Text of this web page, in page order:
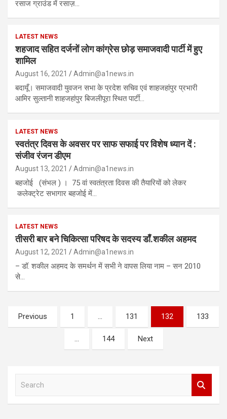
रसाज ग्राउंड में रसाज़…
LATEST NEWS
शहजाद सहित दर्जनों लोग कांग्रेस छोड़ समाजवादी पार्टी में हुए
शामिल
August 16, 2021 Admin@a1news.in
बदायूँ। समाजवादी युवजन सभा के प्रदेश सचिव एवं शाहजहांपुर प्रभारी
आमिर सुल्तानी शाहजहांपुर बिजलीपूरा स्थित पार्टी…
LATEST NEWS
स्वतंत्र दिवस के अवसर पर साफ सफाई पर विशेष ध्यान दें :
संजीव रंजन डीएम
August 13, 2021 Admin@a1news.in
बहजोई (संभल ) । 75 वां स्वतंत्रता दिवस की तैयारियों को लेकर
कलेक्ट्रेट सभागार बहजोई में…
LATEST NEWS
तीसरी बार बने चिकित्सा परिषद के सदस्य डाँ.शकील अहमद
August 12, 2021 Admin@a1news.in
– डॉ. शकील अहमद के समर्थन में सभी ने वापस लिया नाम – सन 2010
से…
Posts
pagination
Previous 1 131 132 133
144 Next